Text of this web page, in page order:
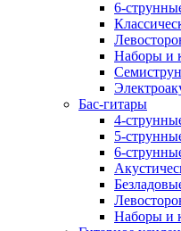
6-
Наборы и
Бас-гитары
4-
5-
6-
Наборы и